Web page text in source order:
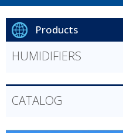
Products
HUMIDIFIERS
CATALOG